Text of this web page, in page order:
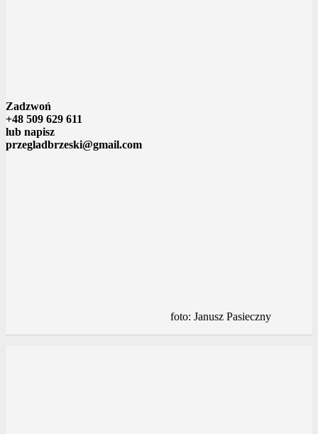
Zadzwoń
+48 509 629 611
lub napisz
przegladbrzeski@gmail.com
foto: Janusz Pasieczny